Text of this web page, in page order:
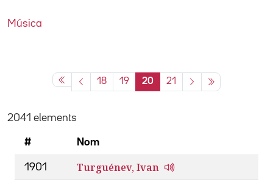
Música
18 19 20 21
2041 elements
# Nom
1901 Turguénev, Ivan